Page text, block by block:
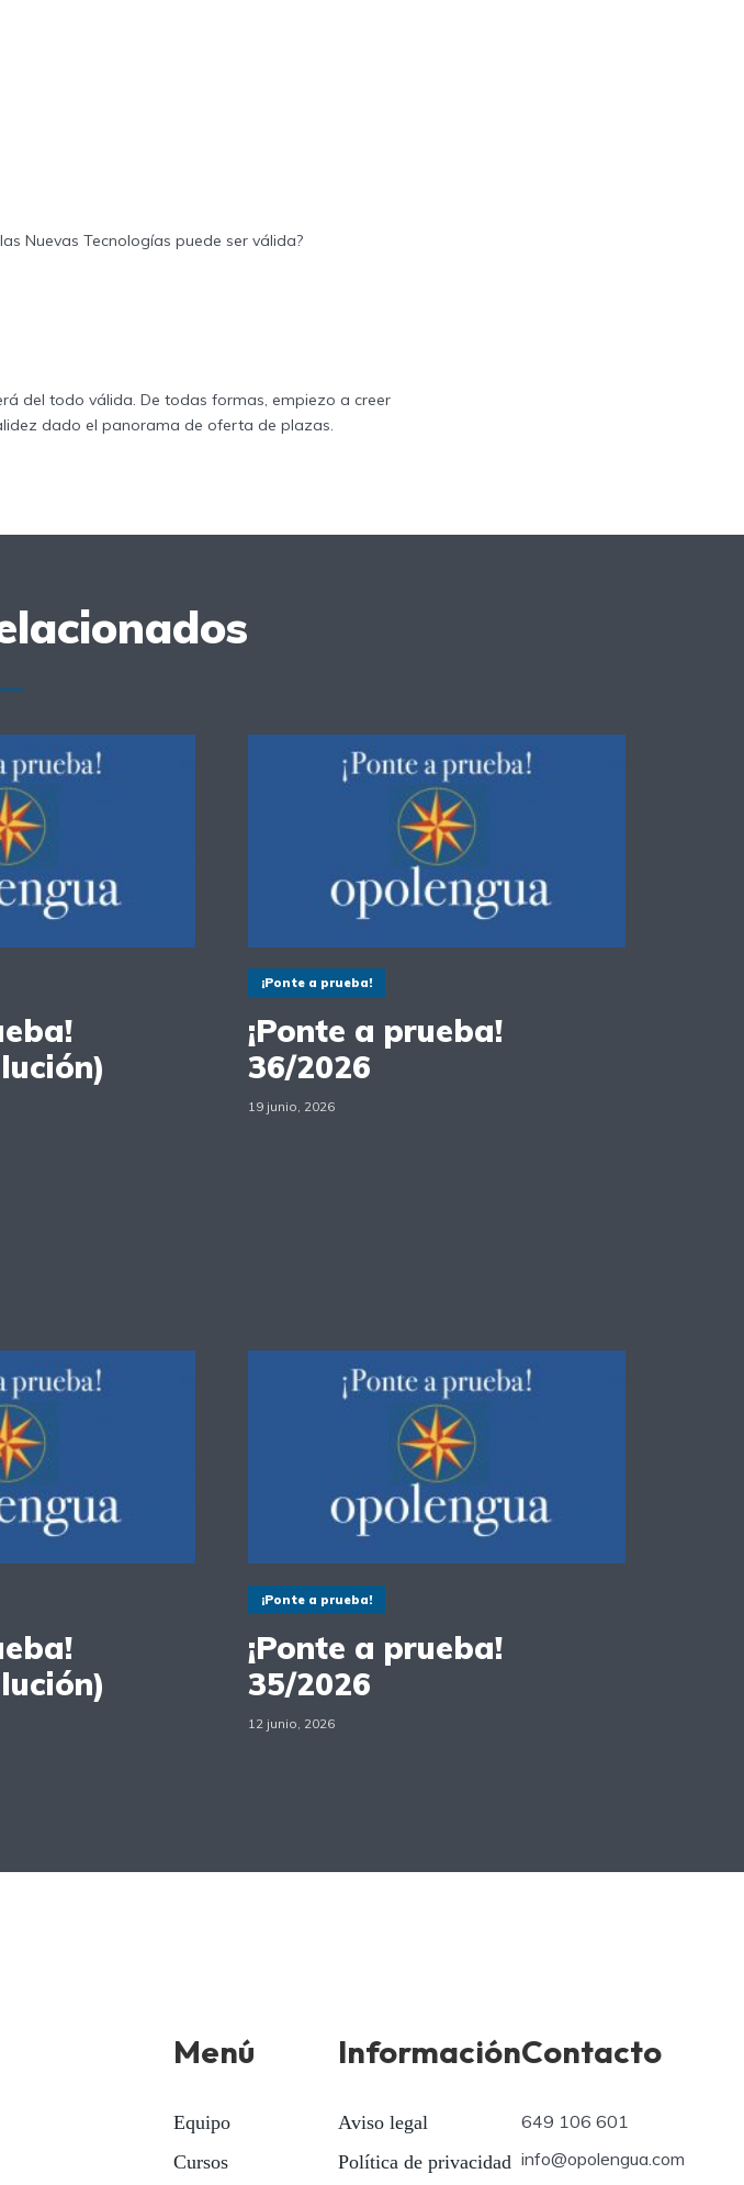
Nuevas Tecnologías puede ser válida?
del todo válida. De todas formas, empiezo a creer
dado el panorama de oferta de plazas.
¡Ponte a prueba!
¡Ponte a prueba!
36/2026
19 junio, 2026
¡Ponte a prueba!
¡Ponte a prueba!
35/2026
12 junio, 2026
Menú
Equipo
Cursos
Información
Aviso legal
Política de privacidad
Contacto
649 106 601
info@opolengua.com